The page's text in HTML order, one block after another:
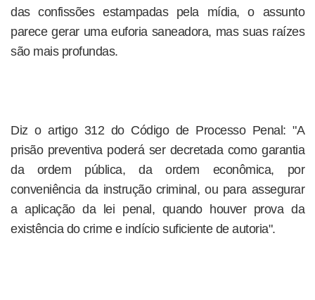
das confissões estampadas pela mídia, o assunto
parece gerar uma euforia saneadora, mas suas raízes
são mais profundas.
Diz o artigo 312 do Código de Processo Penal: "A
prisão preventiva poderá ser decretada como garantia
da ordem pública, da ordem econômica, por
conveniência da instrução criminal, ou para assegurar
a aplicação da lei penal, quando houver prova da
existência do crime e indício suficiente de autoria".